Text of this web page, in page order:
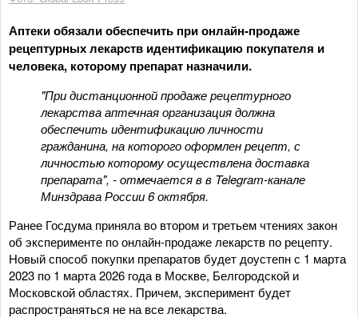
Аптеки обязали обеспечить при онлайн-продаже
рецептурных лекарств идентификацию покупателя и
человека, которому препарат назначили.
"При дистанционной продаже рецептурного
лекарства аптечная организация должна
обеспечить идентификацию личности
гражданина, на которого оформлен рецепт, с
личностью которому осуществлена доставка
препарата", - отмечается в в Telegram-канале
Минздрава России 6 октября.
Ранее Госдума приняла во втором и третьем чтениях закон
об эксперименте по онлайн-продаже лекарств по рецепту.
Новый способ покупки препаратов будет доустепн с 1 марта
2023 по 1 марта 2026 года в Москве, Белгородской и
Московской областях. Причем, эксперимент будет
распространяться не на все лекарства.